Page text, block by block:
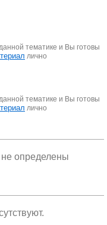
тематике и Вы готовы
лично
тематике и Вы готовы
лично
определены